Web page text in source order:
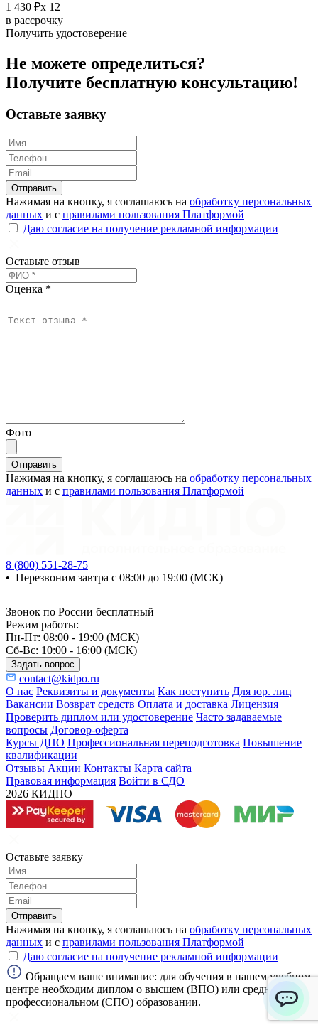
1 430 ₽х 12
в рассрочку
Получить удостоверение
Не можете определиться?
Получите бесплатную консультацию!
Оставьте заявку
Отправить
Нажимая на кнопку, я соглашаюсь на обработку персональных
данных и с правилами пользования Платформой
Даю согласие на получение рекламной информации
Оставьте отзыв
Оценка *
Фото
Отправить
Нажимая на кнопку, я соглашаюсь на обработку персональных
данных и с правилами пользования Платформой
8 (800) 551-28-75
• Перезвоним завтра с 08:00 до 19:00 (МСК)
Звонок по России бесплатный
Режим работы:
Пн-Пт: 08:00 - 19:00 (МСК)
Сб-Вс: 10:00 - 16:00 (МСК)
Задать вопрос
contact@kidpo.ru
О нас Реквизиты и документы Как поступить Для юр. лиц
Вакансии Возврат средств Оплата и доставка Лицензия
Проверить диплом или удостоверение Часто задаваемые
вопросы Договор-оферта
Курсы ДПО Профессиональная переподготовка Повышение
квалификации
Отзывы Акции Контакты Карта сайта
Правовая информация Войти в СДО
2026 КИДПО
Оставьте заявку
Отправить
Нажимая на кнопку, я соглашаюсь на обработку персональных
данных и с правилами пользования Платформой
Даю согласие на получение рекламной информации
Обращаем ваше внимание: для обучения в нашем учебном
центре необходим диплом о высшем (ВПО) или среднем
профессиональном (СПО) образовании.
ChatApp
Мессенджеры